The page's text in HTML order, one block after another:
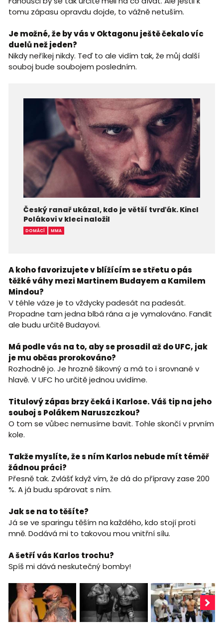
tomu zápasu opravdu dojde, to vážně netuším.
Je možné, že by vás v Oktagonu ještě čekalo víc
duelů než jeden?
Nikdy neříkej nikdy. Teď to ale vidím tak, že můj další
souboj bude soubojem posledním.
Český ranař ukázal, kdo je větší tvrďák. Kincl
Polákovi v kleci naložil
DOMÁCÍ MMA
A koho favorizujete v blížícím se střetu o pás
těžké váhy mezi Martinem Budayem a Kamilem
Mindou?
V téhle váze je to vždycky padesát na padesát.
Propadne tam jedna blbá rána a je vymalováno. Fandit
ale budu určitě Budayovi.
Má podle vás na to, aby se prosadil až do UFC, jak
je mu občas prorokováno?
Rozhodně jo. Je hrozně šikovný a má to i srovnané v
hlavě. V UFC ho určitě jednou uvidíme.
Titulový zápas brzy čeká i Karlose. Váš tip na jeho
souboj s Polákem Naruszczkou?
O tom se vůbec nemusíme bavit. Tohle skončí v prvním
kole.
Takže myslíte, že s ním Karlos nebude mít téměř
žádnou práci?
Přesně tak. Zvlášť když vím, že dá do přípravy zase 200
%. A já budu spárovat s ním.
Jak se na to těšíte?
Já se ve sparingu těším na každého, kdo stojí proti
mně. Dodává mi to takovou mou vnitřní sílu.
A šetří vás Karlos trochu?
Spíš mi dává neskutečný bomby!